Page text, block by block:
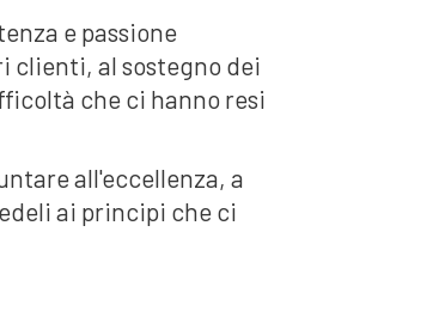
e passione
clienti, al sostegno dei
che ci hanno resi
all'eccellenza, a
ai principi che ci